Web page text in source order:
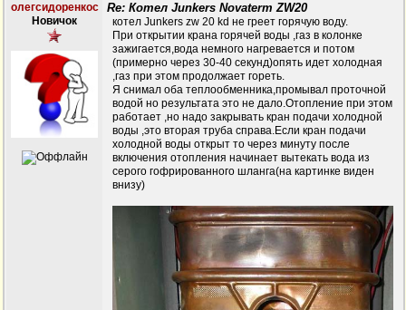
олегсидоренкос
Новичок
Re: Котел Junkers Novaterm ZW20
котел Junkers zw 20 kd не греет горячую воду.
При открытии крана горячей воды ,газ в колонке
зажигается,вода немного нагревается и потом
(примерно через 30-40 секунд)опять идет холодная
,газ при этом продолжает гореть.
Я снимал оба теплообменника,промывал проточной
водой но результата это не дало.Отопление при этом
работает ,но надо закрывать кран подачи холодной
воды ,это вторая труба справа.Если кран подачи
холодной воды открыт то через минуту после
включения отопления начинает вытекать вода из
серого гофрированного шланга(на картинке виден
внизу)